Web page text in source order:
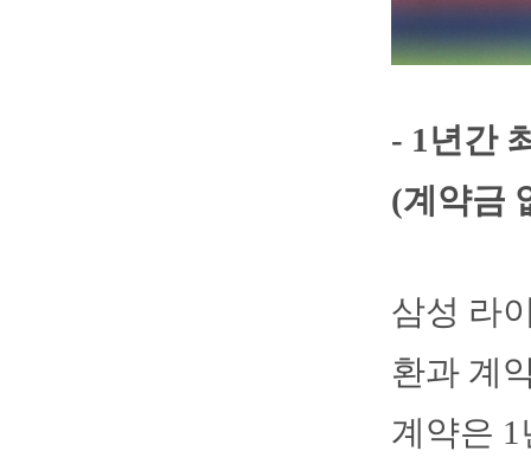
- 1년간
(계약금
삼성 라
환과 계
계약은 1